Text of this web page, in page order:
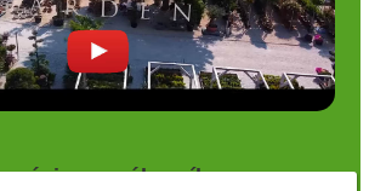
pre zákazníkov